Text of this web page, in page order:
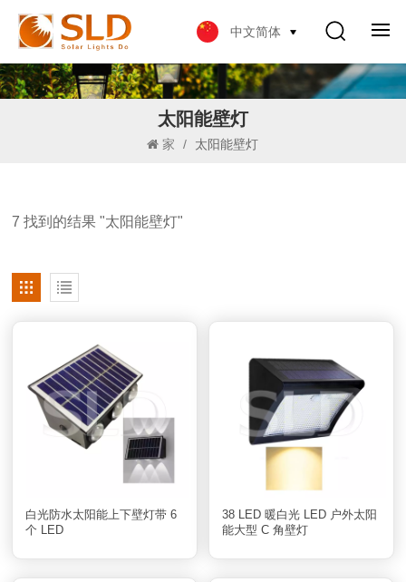
中文简体
太阳能壁灯
家 / 太阳能壁灯
7 找到的结果 "太阳能壁灯"
白光防水太阳能上下壁灯带 6
个 LED
38 LED 暖白光 LED 户外太阳
能大型 C 角壁灯